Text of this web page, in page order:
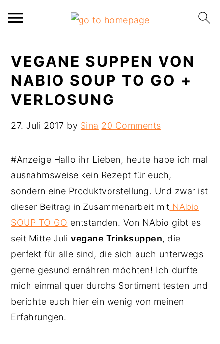
primary
navigation
main
content
primary
sidebar
VEGANE SUPPEN VON
NABIO SOUP TO GO +
VERLOSUNG
27. Juli 2017 by Sina 20 Comments
#Anzeige Hallo ihr Lieben, heute habe ich mal
ausnahmsweise kein Rezept für euch,
sondern eine Produktvorstellung. Und zwar ist
dieser Beitrag in Zusammenarbeit mit NAbio
SOUP TO GO entstanden. Von NAbio gibt es
seit Mitte Julivegane Trinksuppen, die
perfekt für alle sind, die sich auch unterwegs
gerne gesund ernähren möchten! Ich durfte
mich einmal quer durchs Sortiment testen und
berichte euch hier ein wenig von meinen
Erfahrungen.